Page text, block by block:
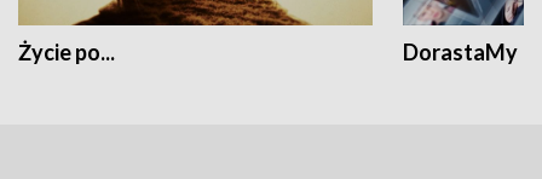
Życie po... DorastaMy